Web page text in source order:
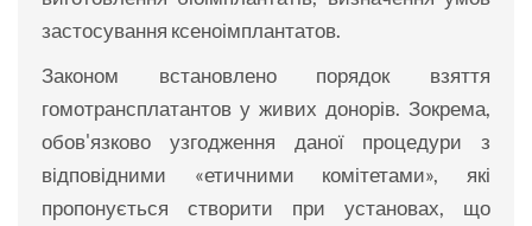
застосування ксеноімплантатов.
Законом встановлено порядок взяття
гомотрансплатантов у живих донорів. Зокрема,
обов'язково узгодження даної процедури з
відповідними «етичними комітетами», які
пропонується створити при установах, що